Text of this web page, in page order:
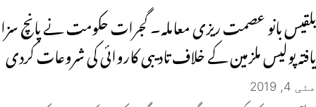
بلقیس بانو عصمت ریزی معاملہ۔ گجرات حکومت نے پانچ سزا
یافتہ پولیس ملزمین کے خلاف تادیبی کاروائی کی شروعات کردی
مئی 4, 2019